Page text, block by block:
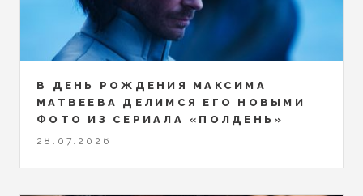
В ДЕНЬ РОЖДЕНИЯ МАКСИМА
МАТВЕЕВА ДЕЛИМСЯ ЕГО НОВЫМИ
ФОТО ИЗ СЕРИАЛА «ПОЛДЕНЬ»
28.07.2026